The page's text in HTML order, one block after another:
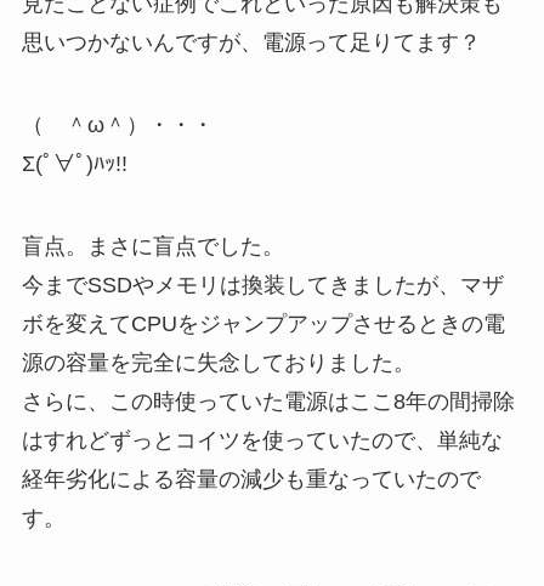
思いつかないんですが、電源って足りてます？
（ ＾ω＾）・・・
Σ(ﾟ∀ﾟ)ﾊｯ!!
盲点。まさに盲点でした。
今までSSDやメモリは換装してきましたが、マザ
ボを変えてCPUをジャンプアップさせるときの電
源の容量を完全に失念しておりました。
さらに、この時使っていた電源はここ8年の間掃除
はすれどずっとコイツを使っていたので、単純な
経年劣化による容量の減少も重なっていたので
す。